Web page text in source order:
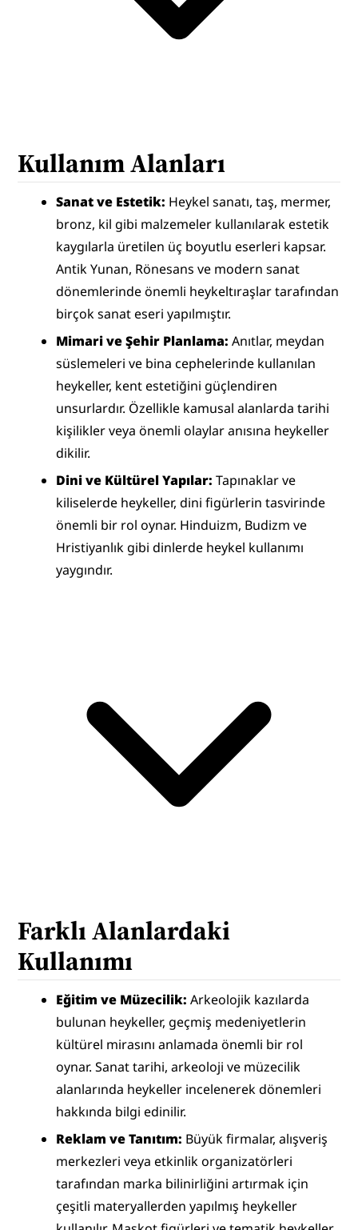
Kullanım Alanları
Sanat ve Estetik: Heykel sanatı, taş, mermer,
bronz, kil gibi malzemeler kullanılarak estetik
kaygılarla üretilen üç boyutlu eserleri kapsar.
Antik Yunan, Rönesans ve modern sanat
dönemlerinde önemli heykeltıraşlar tarafından
birçok sanat eseri yapılmıştır.
Mimari ve Şehir Planlama: Anıtlar, meydan
süslemeleri ve bina cephelerinde kullanılan
heykeller, kent estetiğini güçlendiren
unsurlardır. Özellikle kamusal alanlarda tarihi
kişilikler veya önemli olaylar anısına heykeller
dikilir.
Dini ve Kültürel Yapılar: Tapınaklar ve
kiliselerde heykeller, dini figürlerin tasvirinde
önemli bir rol oynar. Hinduizm, Budizm ve
Hristiyanlık gibi dinlerde heykel kullanımı
yaygındır.
Farklı Alanlardaki
Kullanımı
Eğitim ve Müzecilik: Arkeolojik kazılarda
bulunan heykeller, geçmiş medeniyetlerin
kültürel mirasını anlamada önemli bir rol
oynar. Sanat tarihi, arkeoloji ve müzecilik
alanlarında heykeller incelenerek dönemleri
hakkında bilgi edinilir.
Reklam ve Tanıtım: Büyük firmalar, alışveriş
merkezleri veya etkinlik organizatörleri
tarafından marka bilinirliğini artırmak için
çeşitli materyallerden yapılmış heykeller